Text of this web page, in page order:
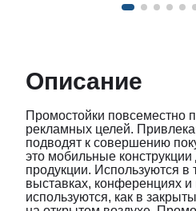
Описание
Промостойки повсеместно
рекламных целей.
подводят к совершению
это мобильные
продукции. Используются в
выставках, конференциях и
используются, как в